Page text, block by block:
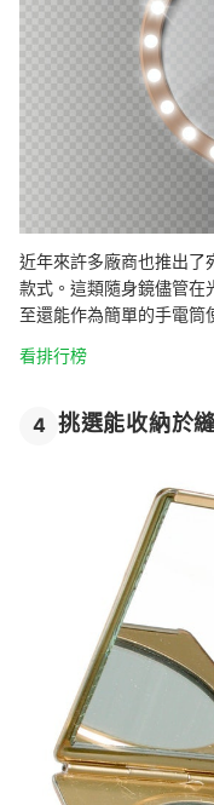
近年來許多廠商也推出了
款式。這類隨身鏡儘管在
至還能作為簡單的手電筒
看排行榜
4 挑選能收納於